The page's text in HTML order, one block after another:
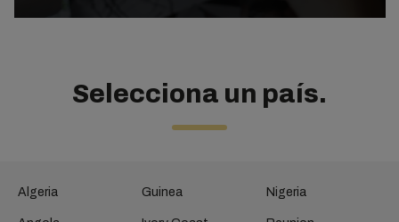
Selecciona un país.
Algeria Guinea Nigeria